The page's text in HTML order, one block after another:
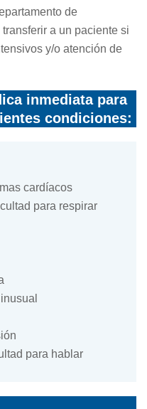
de
a un paciente si
y/o atención de
inmediata para
condiciones:
cardíacos
para respirar
para hablar